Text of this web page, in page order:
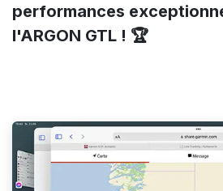
performances
l'ARGON GTL ! 🏆